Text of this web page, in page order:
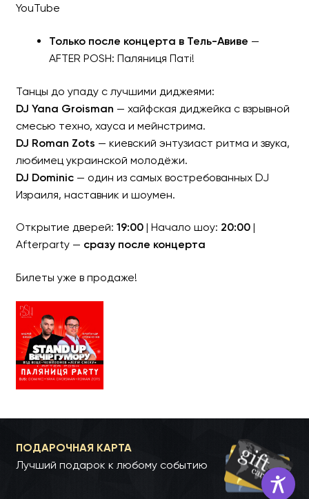
YouTube
Только после концерта в Тель-Авиве —
AFTER POSH: Паляниця Паті!
Танцы до упаду с лучшими диджеями:
DJ Yana Groisman — хайфская диджейка с взрывной
смесью техно, хауса и мейнстрима.
DJ Roman Zots — киевский энтузиаст ритма и звука,
любимец украинской молодёжи.
DJ Dominic— один из самых востребованных DJ
Израиля, наставник и шоумен.
Открытие дверей: 19:00| Начало шоу: 20:00|
Afterparty — сразу после концерта
Билеты уже в продаже!
ПОДАРОЧНАЯ КАРТА
Лучший подарок к любому событию